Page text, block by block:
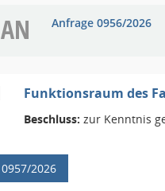
AN Anfrage 0956/2026
Funktionsraum des
Beschluss: zur Kenntnis
0957/2026